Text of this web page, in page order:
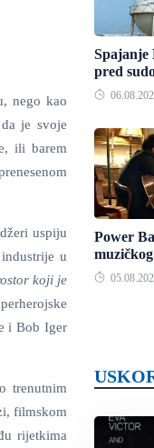
nego kao
je svoje
ili barem
uspiju
u
koji je
i Bob Iger
trenutnim
filmskom
rijetkima
Spajanje
pred
Power